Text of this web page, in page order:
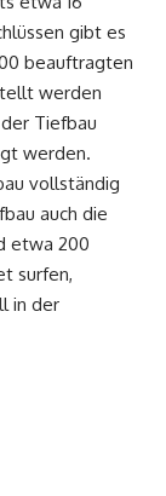
gibt es
beauftragten
werden
Tiefbau
werden.
vollständig
auch die
etwa 200
surfen,
in der